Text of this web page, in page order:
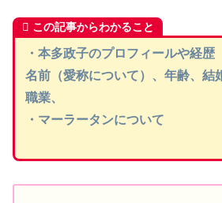
この記事からわかること
・本多政子のプロフィールや経歴
名前（愛称について）、年齢、結
職業、
・マーラータンについて